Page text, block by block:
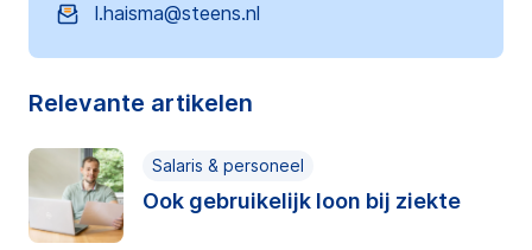
l.haisma@steens.nl
Relevante artikelen
Salaris & personeel
Ook gebruikelijk loon bij ziekte